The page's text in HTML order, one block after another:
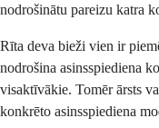
nodrošinātu pareizu katra
Rīta deva bieži vien ir
nodrošina asinsspiediena
visaktīvākie. Tomēr ārsts
konkrēto asinsspiediena